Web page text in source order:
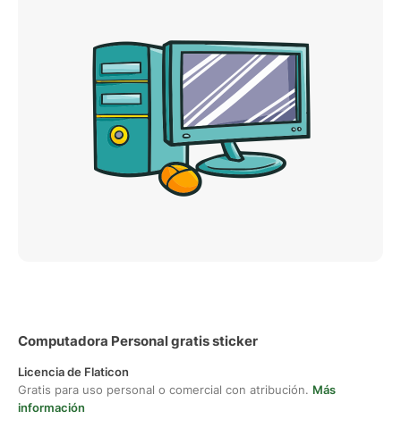
Computadora Personal gratis sticker
Licencia de Flaticon
Gratis para uso personal o comercial con atribución. Más
información